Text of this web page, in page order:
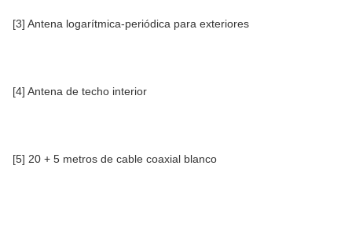
[3] Antena logarítmica-periódica para exteriores
[4] Antena de techo interior
[5] 20 + 5 metros de cable coaxial blanco